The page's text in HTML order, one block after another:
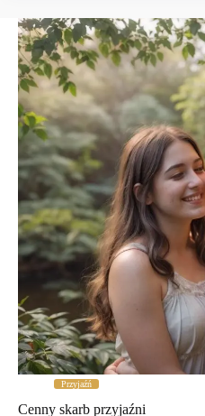
Przyjaźń
Cenny skarb przyjaźni